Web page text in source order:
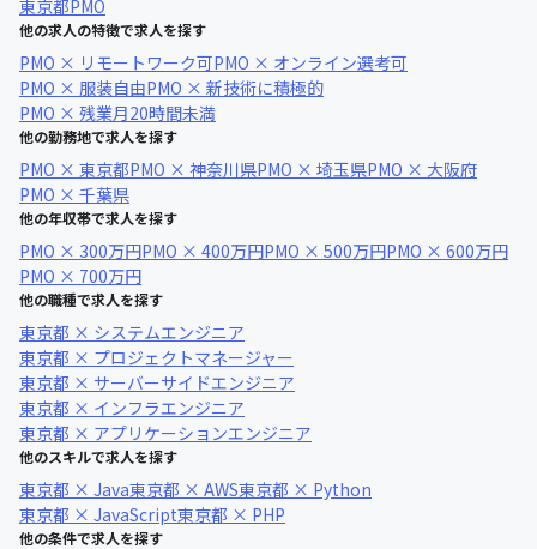
東京都PMO
他の求人の特徴で求人を探す
PMO × リモートワーク可PMO × オンライン選考可
PMO × 服装自由PMO × 新技術に積極的
PMO × 残業月20時間未満
他の勤務地で求人を探す
PMO × 東京都PMO × 神奈川県PMO × 埼玉県PMO × 大阪府
PMO × 千葉県
他の年収帯で求人を探す
PMO × 300万円PMO × 400万円PMO × 500万円PMO × 600万円
PMO × 700万円
他の職種で求人を探す
東京都 × システムエンジニア
東京都 × プロジェクトマネージャー
東京都 × サーバーサイドエンジニア
東京都 × インフラエンジニア
東京都 × アプリケーションエンジニア
他のスキルで求人を探す
東京都 × Java東京都 × AWS東京都 × Python
東京都 × JavaScript東京都 × PHP
他の条件で求人を探す